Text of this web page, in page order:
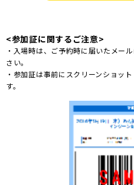
<参加証に関するご注意>
・入場時は、ご予約時に届いたメー
さい。
・参加証は事前にスクリーンショッ
す。